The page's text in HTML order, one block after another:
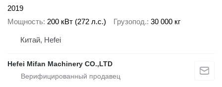
2019
Мощность 200 кВт (272 л.с.) Грузопод. 30 000 кг
Китай, Hefei
Hefei Mifan Machinery CO.,LTD